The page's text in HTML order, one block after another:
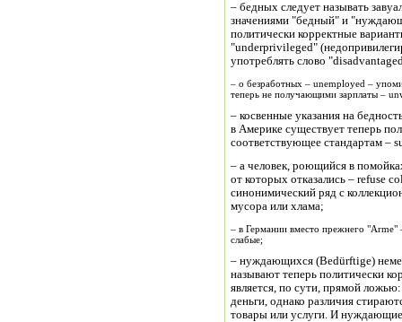
– бедных следует называть
значениями "бедный" и
политически корректные
"underprivileged"
употреблять слово
– о безработных – unemployed –
теперь не получающими зарплаты –
– косвенные указания на
в Америке существует теперь
соответствующее стандартам –
– а человек, роющийся в
от которых отказались – refuse
синонимический ряд с
мусора или хлама;
– в Германии вместо прежнего "Arme"
слабые;
– нуждающихся (Bedürftige)
называют теперь политически
является, по сути, прямой
деньги, однако различия
товары или услуги. И